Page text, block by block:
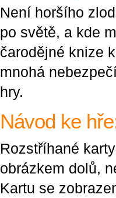
Není horšího
po světě, a kde
čarodějné knize
mnohá
hry.
Návod ke
Rozstříhané
obrázkem dolů,
Kartu se